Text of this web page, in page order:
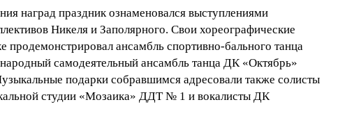
наград праздник ознаменовался выступлениями
Никеля и Заполярного. Свои хореографические
продемонстрировал ансамбль спортивно-бального танца
самодеятельный ансамбль танца ДК «Октябрь»
подарки собравшимся адресовали также солисты
студии «Мозаика» ДДТ № 1 и вокалисты ДК